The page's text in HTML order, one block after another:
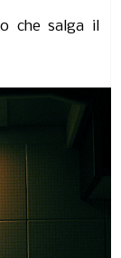
che salga il